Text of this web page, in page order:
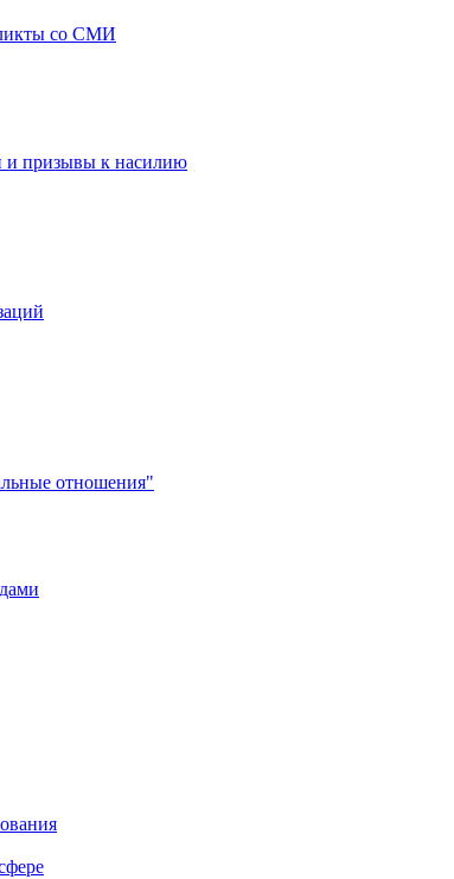
со СМИ
и призывы к насилию
отношения"